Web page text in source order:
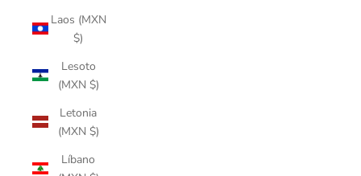
Laos (MXN
$)
Lesoto
(MXN $)
Letonia
(MXN $)
Líbano